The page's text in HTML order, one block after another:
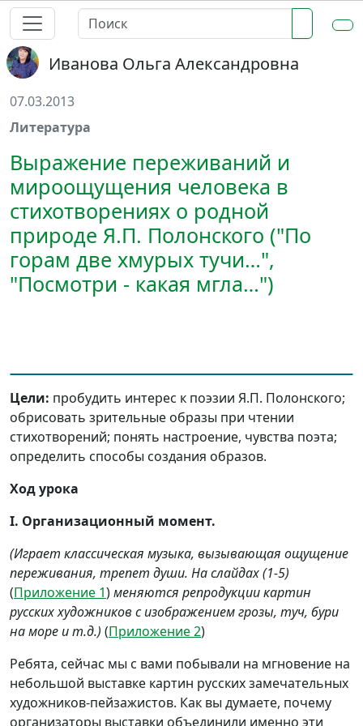
Иванова Ольга Александровна
07.03.2013
Литература
Выражение переживаний и
мироощущения человека в
стихотворениях о родной
природе Я.П. Полонского ("По
горам две хмурых тучи…",
"Посмотри - какая мгла…")
Цели: пробудить интерес к поэзии Я.П. Полонского;
обрисовать зрительные образы при чтении
стихотворений; понять настроение, чувства поэта;
определить способы создания образов.
Ход урока
I. Организационный момент.
(Играет классическая музыка, вызывающая ощущение
переживания, трепет души. На слайдах (1-5)
(Приложение 1)меняются репродукции картин
русских художников с изображением грозы, туч, бури
на море и т.д.) (Приложение 2)
Ребята, сейчас мы с вами побывали на мгновение на
небольшой выставке картин русских замечательных
художников-пейзажистов. Как вы думаете, почему
организаторы выставки объединили именно эти